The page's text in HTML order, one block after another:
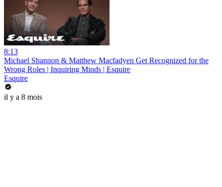
8:13
Michael Shannon & Matthew Macfadyen Get Recognized for the
Wrong Roles | Inquiring Minds | Esquire
Esquire
il y a 8 mois